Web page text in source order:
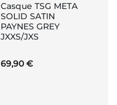
Casque TSG META
SOLID SATIN
PAYNES GREY
JXXS/JXS
69,90 €
Ajouter
au
panier